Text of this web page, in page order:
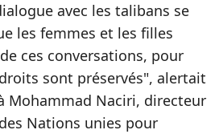
avec les talibans se
les femmes et les filles
ces conversations, pour
sont préservés", alertait
Mohammad Naciri, directeur
Nations unies pour